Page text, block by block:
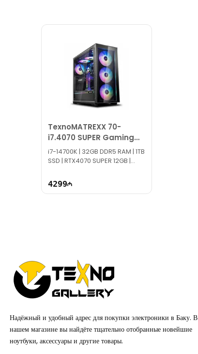
TexnoMATREXX 70-
i7.4070 SUPER Gaming
PC
i7-14700K | 32GB DDR5 RAM | 1TB
SSD | RTX4070 SUPER 12GB |
4299
Надёжный и удобный адрес для покупки электроники в Баку. В
нашем магазине вы найдёте тщательно отобранные новейшие
ноутбуки, аксессуары и другие товары.